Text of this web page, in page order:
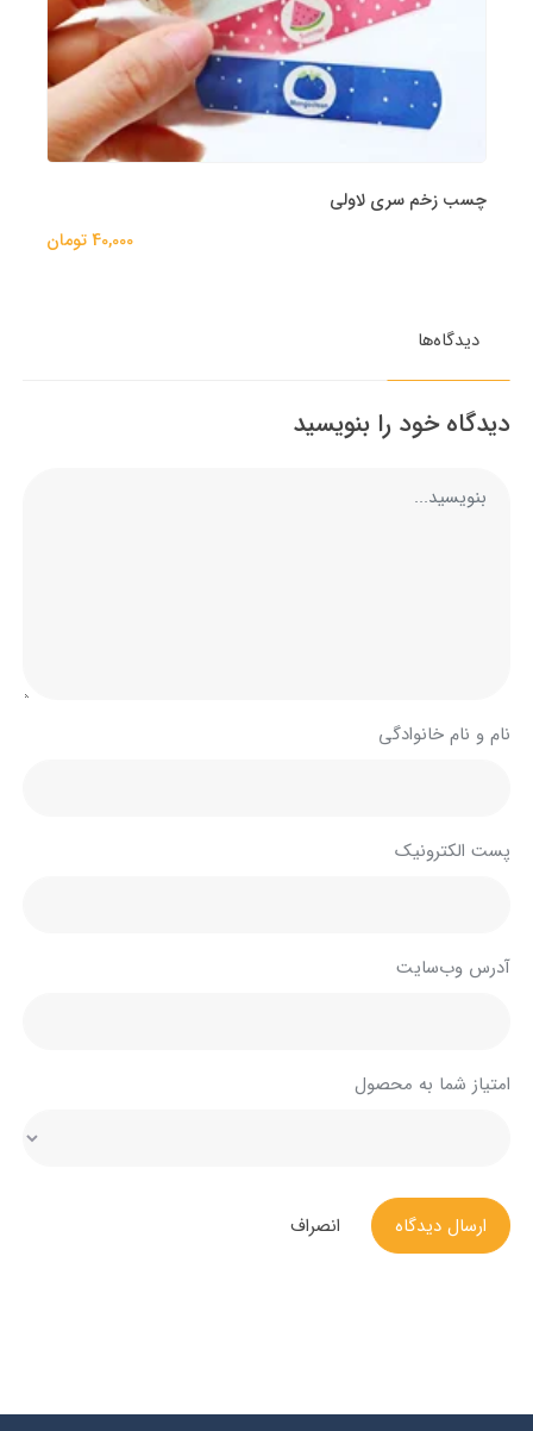
چسب زخم سری لاولی
40,000 تومان
دیدگاه‌ها
دیدگاه خود را بنویسید
نام و نام خانوادگی
پست الکترونیک
آدرس وب‌سایت
امتیاز شما به محصول
ارسال دیدگاه انصراف